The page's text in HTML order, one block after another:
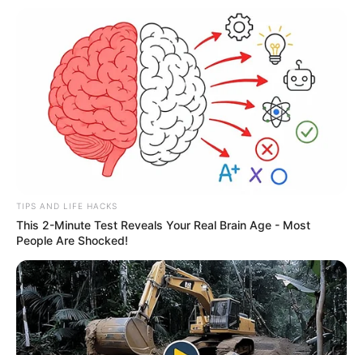
TIPS AND LIFE HACKS
This 2-Minute Test Reveals Your Real Brain Age - Most
People Are Shocked!